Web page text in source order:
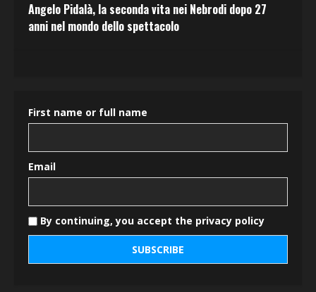
Angelo Pidalà, la seconda vita nei Nebrodi dopo 27
anni nel mondo dello spettacolo
First name or full name
Email
By continuing, you accept the privacy policy